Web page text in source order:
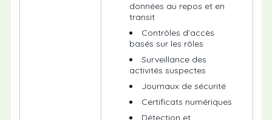
données au repos et en
transit
Contrôles d’accès
basés sur les rôles
Surveillance des
activités suspectes
Journaux de sécurité
Certificats numériques
Détection et